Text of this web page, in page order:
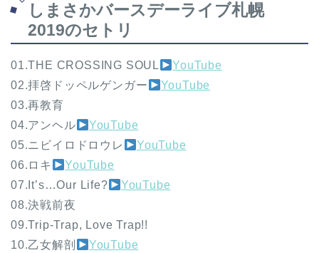
しまさかバースデーライブ札幌
2019のセトリ
01.THE CROSSING SOUL
YouTube
02.拝啓ドッペルゲンガー
YouTube
03.再教育
04.アンヘル
YouTube
05.ニビイロドロウレ
YouTube
06.ロキ
YouTube
07.It’s…Our Life?
YouTube
08.決戦前夜
09.Trip-Trap, Love Trap!!
10.乙女解剖
YouTube